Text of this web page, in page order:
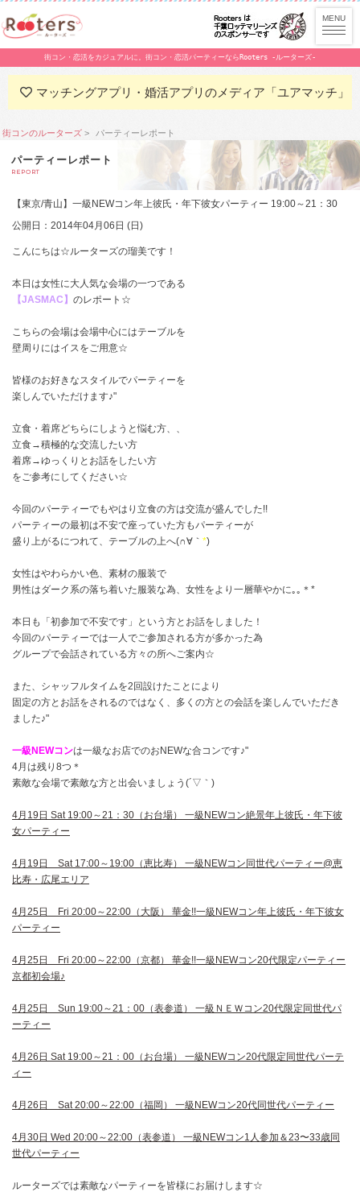
街コン・恋活をカジュアルに。街コン・恋活パーティーならRooters -ルーターズ-
マッチングアプリ・婚活アプリのメディア「ユアマッチ」
街コンのルーターズ パーティーレポート
パーティーレポート
REPORT
【東京/青山】一級NEWコン年上彼氏・年下彼女パーティー 19:00～21：30
公開日：2014年04月06日 (日)
こんにちは☆ルーターズの瑠美です！
本日は女性に大人気な会場の一つである
【JASMAC】 のレポート☆
こちらの会場は会場中心にはテーブルを
壁周りにはイスをご用意☆
皆様のお好きなスタイルでパーティーを
楽しんでいただけます♪"
立食・着席どちらにしようと悩む方、、
立食→積極的な交流したい方
着席→ゆっくりとお話をしたい方
をご参考にしてください☆
今回のパーティーでもやはり立食の方は交流が盛んでした!!
パーティーの最初は不安で座っていた方もパーティーが
盛り上がるにつれて、テーブルの上へ(∩∀｀ *)
女性はやわらかい色、素材の服装で
男性はダーク系の落ち着いた服装な為、女性をより一層華やかに｡｡＊*
本日も「初参加で不安です」という方とお話をしました！
今回のパーティーでは一人でご参加される方が多かった為
グループで会話されている方々の所へご案内☆
また、シャッフルタイムを2回設けたことにより
固定の方とお話をされるのではなく、多くの方との会話を楽しんでいただき
ました♪"
一級NEWコンは一級なお店でのおNEWな合コンです♪"
4月は残り8つ＊
素敵な会場で素敵な方と出会いましょう(´▽｀)
4月19日 Sat 19:00～21：30（お台場） 一級NEWコン絶景年上彼氏・年下彼
女パーティー
4月19日 Sat 17:00～19:00（恵比寿） 一級NEWコン同世代パーティー@恵
比寿・広尾エリア
4月25日 Fri 20:00～22:00（大阪） 華金!!一級NEWコン年上彼氏・年下彼女
パーティー
4月25日 Fri 20:00～22:00（京都） 華金!!一級NEWコン20代限定パーティー
京都初会場♪
4月25日 Sun 19:00～21：00（表参道） 一級ＮＥＷコン20代限定同世代パ
ーティー
4月26日 Sat 19:00～21：00（お台場） 一級NEWコン20代限定同世代パーテ
ィー
4月26日 Sat 20:00～22:00（福岡） 一級NEWコン20代同世代パーティー
4月30日 Wed 20:00～22:00（表参道） 一級NEWコン1人参加＆23〜33歳同
世代パーティー
ルーターズでは素敵なパーティーを皆様にお届けします☆